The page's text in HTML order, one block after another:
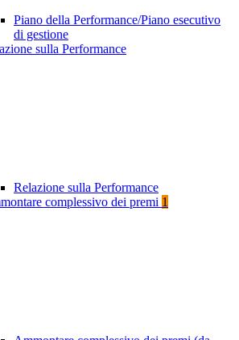
Piano della Performance/Piano esecutivo
di gestione
sulla Performance
Relazione sulla Performance
complessivo dei premi 1